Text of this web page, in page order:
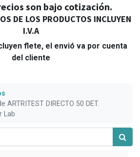
son bajo cotización.
DE LOS PRODUCTOS INCLUYEN
I.V.A
flete, el envió va por cuenta
del cliente
ARTRITEST DIRECTO 50 DET.
Lab